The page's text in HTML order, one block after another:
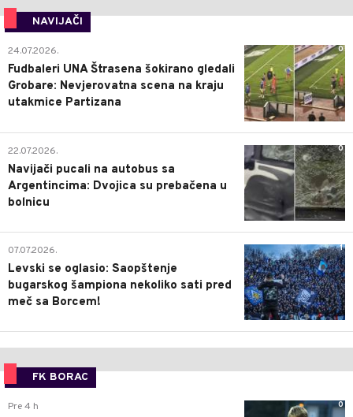
NAVIJAČI
0
24.07.2026.
Fudbaleri UNA Štrasena šokirano gledali
Grobare: Nevjerovatna scena na kraju
utakmice Partizana
0
22.07.2026.
Navijači pucali na autobus sa
Argentincima: Dvojica su prebačena u
bolnicu
1
07.07.2026.
Levski se oglasio: Saopštenje
bugarskog šampiona nekoliko sati pred
meč sa Borcem!
FK BORAC
0
Pre 4 h